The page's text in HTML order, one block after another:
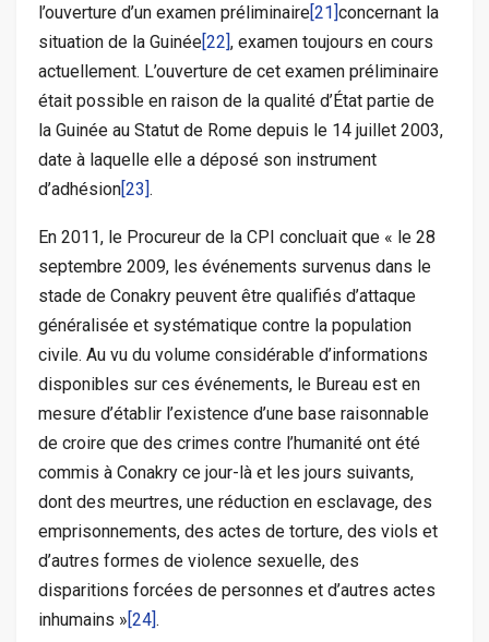
l’ouverture d’un examen préliminaire[21]concernant la
situation de la Guinée[22], examen toujours en cours
actuellement. L’ouverture de cet examen préliminaire
était possible en raison de la qualité d’État partie de
la Guinée au Statut de Rome depuis le 14 juillet 2003,
date à laquelle elle a déposé son instrument
d’adhésion[23].
En 2011, le Procureur de la CPI concluait que « le 28
septembre 2009, les événements survenus dans le
stade de Conakry peuvent être qualifiés d’attaque
généralisée et systématique contre la population
civile. Au vu du volume considérable d’informations
disponibles sur ces événements, le Bureau est en
mesure d’établir l’existence d’une base raisonnable
de croire que des crimes contre l’humanité ont été
commis à Conakry ce jour-là et les jours suivants,
dont des meurtres, une réduction en esclavage, des
emprisonnements, des actes de torture, des viols et
d’autres formes de violence sexuelle, des
disparitions forcées de personnes et d’autres actes
inhumains »[24].